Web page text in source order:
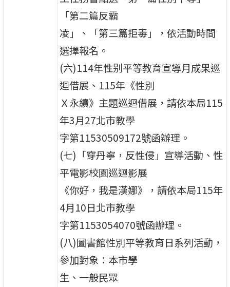
「第二篇反霸
凌」、「第三篇拒毒」，依活動時間
選擇報名。
(六)114年性别平等教育宣導月成果巡
迴借展、115年《性別
Ｘ永續》主題巡迴借展，請依本局115
年3月27北市教學
字第11530509172號函辦理。
(七)「穿丹寧，反性侵」宣導活動、性
平電影校園巡迴影展
《你好，我是漢娜》，請依本局115年
4月10日北市教學
字第1153054070號函辦理。
(八)圖書館性別平等教育日系列活動，
參加對象：本市學
生、一般民眾